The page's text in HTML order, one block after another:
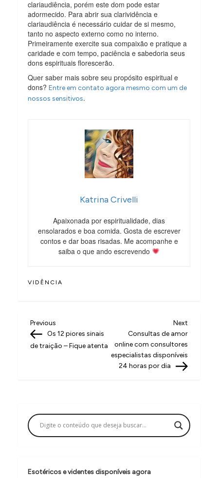
clariaudiência, porém este dom pode estar
adormecido. Para abrir sua clarividência e
clariaudiência é necessário cuidar de si mesmo,
tanto no aspecto externo como no interno.
Primeiramente exercite sua compaixão e pratique a
caridade e com tempo, paciência e sabedoria seus
dons espirituais florescerão.
Quer saber mais sobre seu propósito espiritual e
dons?Entre em contato agora mesmo com um de
nossos sensitivos.
Katrina Crivelli
Apaixonada por espiritualidade, dias
ensolarados e boa comida. Gosta de escrever
contos e dar boas risadas. Me acompanhe e
saiba o que ando escrevendo
VIDÊNCIA
N
a
ç
ã
d
Previous
Post
Previous
Os 12 piores sinais
de traição – Fique atenta
Next
Post
Next
Consultas de amor
online com consultores
especialistas disponíveis
24 horas por dia
Esotéricos e videntes disponíveis agora